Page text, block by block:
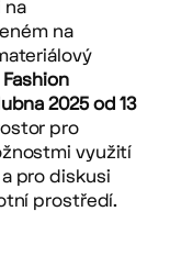
na
na
Fashion
2025 od 13
pro
využití
pro diskusi
prostředí.